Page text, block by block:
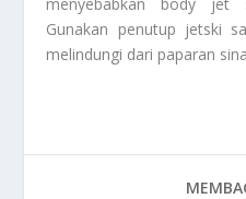
Gunakan penutup jetski
melindungi dari paparan